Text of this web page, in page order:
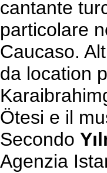
cantante
particolare
Caucaso.
da location
Ötesi e il
Secondo
Agenzia